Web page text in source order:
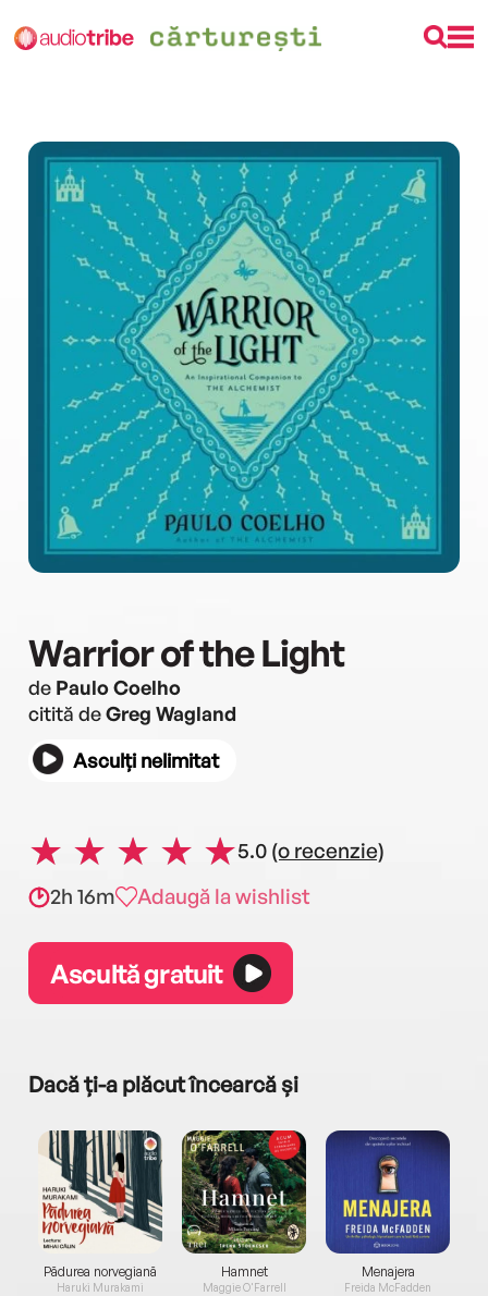
Warrior of the Light
de Paulo Coelho
citită deGreg Wagland
Asculți nelimitat
5.0 (o recenzie)
2h 16m
Adaugă la wishlist
Ascultă gratuit
Dacă ți-a plăcut încearcă și
Pădurea norvegiană
Haruki Murakami
Hamnet
Maggie O'Farrell
Menajera
Freida McFadden